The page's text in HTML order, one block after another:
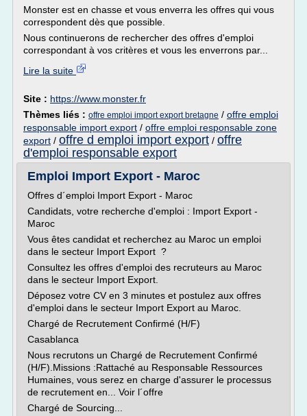
Monster est en chasse et vous enverra les offres qui vous
correspondent dès que possible.
Nous continuerons de rechercher des offres d'emploi
correspondant à vos critères et vous les enverrons par...
Lire la suite
Site : https://www.monster.fr
Thèmes liés : offre emploi import export bretagne / offre emploi
responsable import export / offre emploi responsable zone
export / offre d emploi import export / offre
d'emploi responsable export
Emploi Import Export - Maroc
Offres d´emploi Import Export - Maroc
Candidats, votre recherche d'emploi : Import Export -
Maroc
Vous êtes candidat et recherchez au Maroc un emploi
dans le secteur Import Export ?
Consultez les offres d'emploi des recruteurs au Maroc
dans le secteur Import Export.
Déposez votre CV en 3 minutes et postulez aux offres
d'emploi dans le secteur Import Export au Maroc.
Chargé de Recrutement Confirmé (H/F)
Casablanca
Nous recrutons un Chargé de Recrutement Confirmé
(H/F).Missions :Rattaché au Responsable Ressources
Humaines, vous serez en charge d'assurer le processus
de recrutement en... Voir l´offre
Chargé de Sourcing...